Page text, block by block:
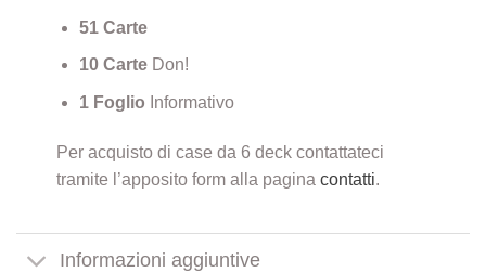
51 Carte
10 CarteDon!
1 Foglio Informativo
Per acquisto di case da 6 deck contattateci
tramite l’apposito form alla pagina contatti.
Informazioni aggiuntive